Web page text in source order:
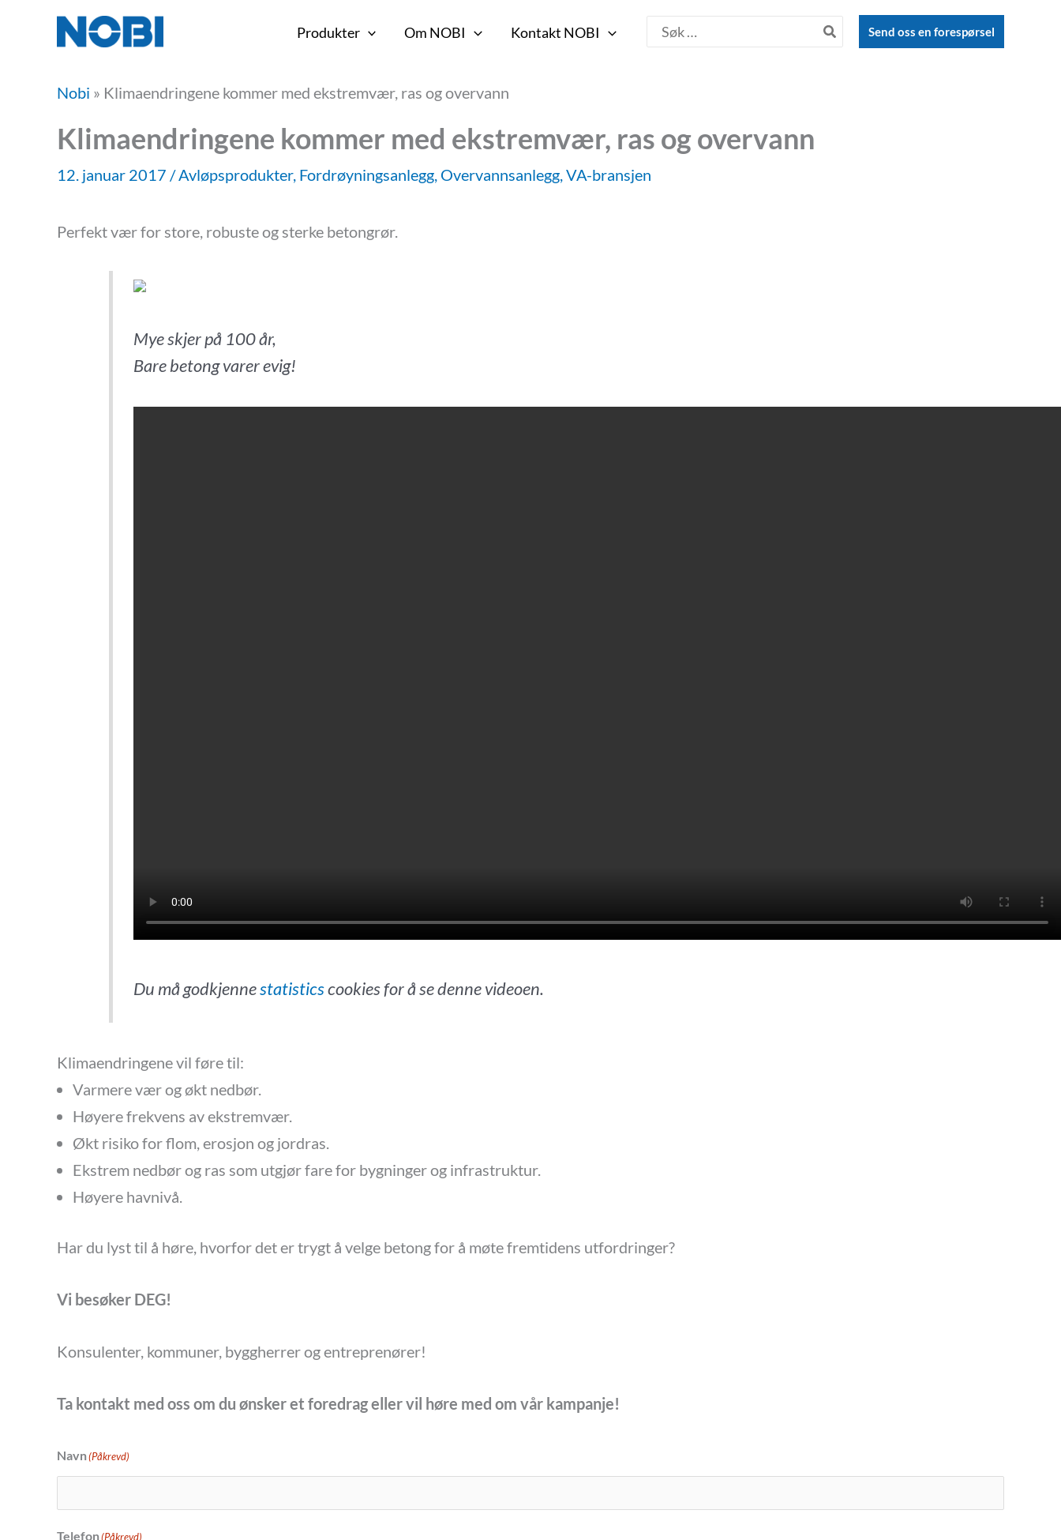
innholdet
Produkter Om NOBI Kontakt NOBI
Search
for:
Send oss en forespørsel
Nobi » Klimaendringene kommer med ekstremvær, ras og overvann
Klimaendringene kommer med ekstremvær, ras og overvann
12. januar 2017 /Avløpsprodukter, Fordrøyningsanlegg, Overvannsanlegg,VA-bransjen
Perfekt vær for store, robuste og sterke betongrør.
Mye skjer på 100 år,
Bare betong varer evig!
Du må godkjennestatisticscookies for å se denne videoen.
Klimaendringene vil føre til:
Varmere vær og økt nedbør.
Høyere frekvens av ekstremvær.
Økt risiko for flom, erosjon og jordras.
Ekstrem nedbør og ras som utgjør fare for bygninger og infrastruktur.
Høyere havnivå.
Har du lyst til å høre, hvorfor det er trygt å velge betong for å møte fremtidens utfordringer?
Vi besøker DEG!
Konsulenter, kommuner, byggherrer og entreprenører!
Ta kontakt med oss om du ønsker et foredrag eller vil høre med om vår kampanje!
Navn(Påkrevd)
Telefon(Påkrevd)